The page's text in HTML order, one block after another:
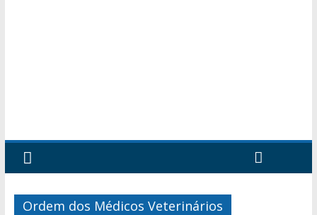
Ordem dos Médicos Veterinários